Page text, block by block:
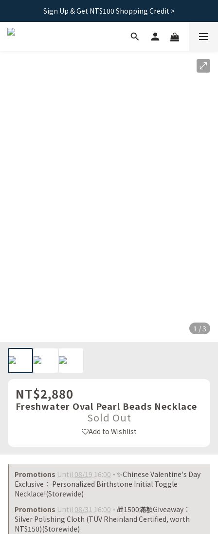
Free shipping｜Taiwan orders over 1500, HK over 2500
Sign Up & Get NT$100 Shopping Credit >
Free shipping｜Taiwan orders over 1500, HK over 2500
1 / 3
NT$2,880
Freshwater Oval Pearl Beads Necklace
Sold Out
Add to Wishlist
Promotions Until 08/19 16:00 - ✨Chinese Valentine's Day
Exclusive： Personalized Birthstone Initial Toggle
Necklace!(Storewide)
Promotions Until 08/31 16:00 - 🎁1500滿額Giveaway：
Silver Polishing Cloth (TÜV Rheinland Certified, worth
NT$150)(Storewide)